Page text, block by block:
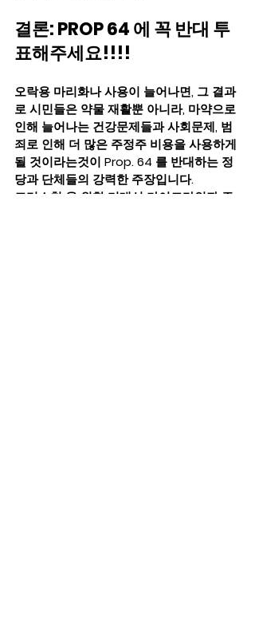
결론: PROP 64 에 꼭 반대 투
표해주세요!!!!
오락용 마리화나 사용이 늘어나면, 그 결과
로 시민들은 약물 재활뿐 아니라, 마약으로
인해 늘어나는 건강문제들과 사회문제, 범
죄로 인해 더 많은 주정주 비용을 사용하게
될 것이라는것이 Prop. 64 를 반대하는 정
당과 단체들의 강력한 주장입니다.
크리스천 을 위한 미대선 가이드라인과 주